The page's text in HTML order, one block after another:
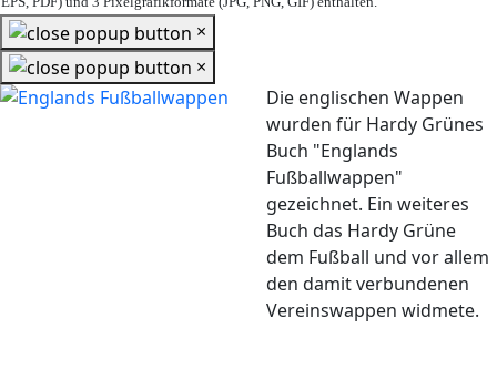
×
×
Die englischen Wappen
wurden für Hardy Grünes
Buch "Englands
Fußballwappen"
gezeichnet. Ein weiteres
Buch das Hardy Grüne
dem Fußball und vor allem
den damit verbundenen
Vereinswappen widmete.